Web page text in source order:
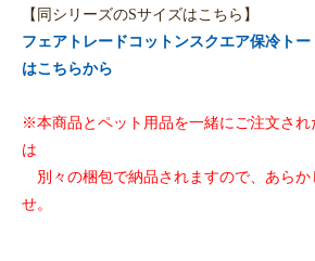
【同シリーズのSサイズはこちら】
フェアトレードコットンスクエア保冷ト
はこちらから
※本商品とペット用品を一緒にご注文され
は
別々の梱包で納品されますので、あらか
せ。